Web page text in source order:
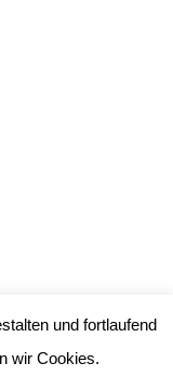
und fortlaufend
wir Cookies.